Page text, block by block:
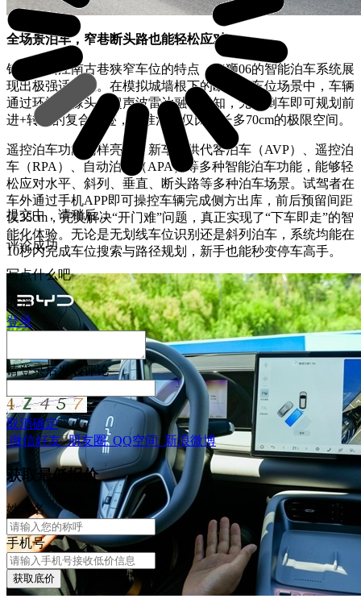
全场景泊车，窄巷断头路也能轻松应对
针对杭州江南古巷狭窄车位的特点，海狮06的智能泊车系统展
现出极强适应性。在模拟城墙根下的断头路车位场景中，车辆
通过环视摄像头与超声波雷达融合感知，无需倒车即可规划前
进+转向的复合轨迹，精准泊入仅比车长多70cm的极限空间。
遥控泊车功能同样亮眼。新车提供代客泊车（AVP）、遥控泊
车（RPA）、自动泊车（APA）等多种智能泊车功能，能够轻
松应对水平、斜列、垂直、断头路等多种泊车场景。试驾者在
车外通过手机APP即可操控车辆完成侧方出库，前后预留间距
仅35cm，完美解决“开门难”问题，真正实现了“下车即走”的智
能化体验。无论是无划线车位识别还是斜列泊车，系统均能在
10秒内完成车位搜索与路径规划，新手也能秒变停车高手。
提交中，请稍后...
评论成功
写点什么吧
取消
登录
请登录后发表评论
取消确定
微信好友 朋友圈 QQ空间 新浪微博
获取最低报价
姓 名
手机号
获取底价